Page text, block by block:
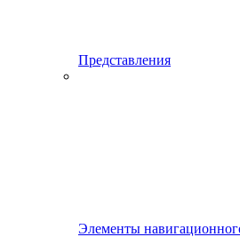
Представления
Элементы